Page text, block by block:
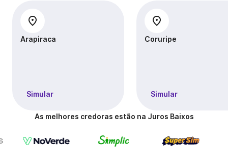
Arapiraca
Simular
Coruripe
Simular
As melhores credoras estão na Juros Baixos